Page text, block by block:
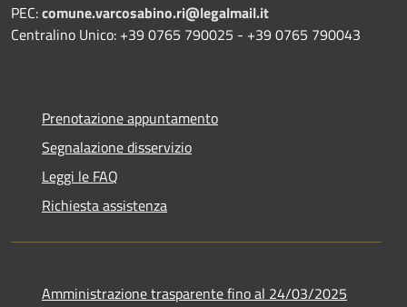
PEC:comune.varcosabino.ri@legalmail.it
Centralino Unico: +39 0765 790025 - +39 0765 790043
Prenotazione appuntamento
Segnalazione disservizio
Leggi le FAQ
Richiesta assistenza
Amministrazione trasparente fino al 24/03/2025